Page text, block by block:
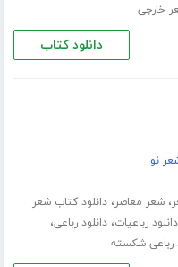
خارجی
دانلود کتاب
نو
،شعر معاصر،دانلود کتاب شعر
دانلود رباعیات،دانلود رباعی،
رباعی شکسته